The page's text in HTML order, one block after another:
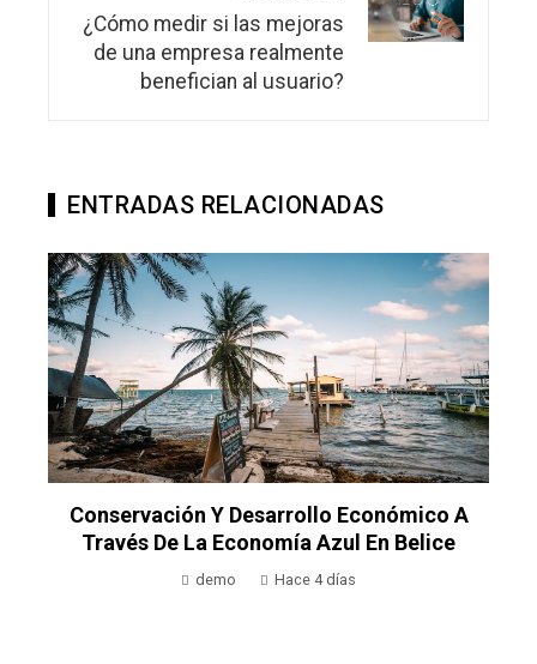
¿Cómo medir si las mejoras
de una empresa realmente
benefician al usuario?
ENTRADAS RELACIONADAS
Conservación Y Desarrollo Económico A
Través De La Economía Azul En Belice
demo Hace 4 días